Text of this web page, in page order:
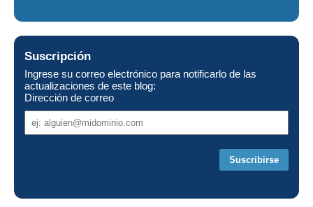
Suscripción
Ingrese su correo electrónico para notificarlo de las
actualizaciones de este blog:
Dirección de correo
de